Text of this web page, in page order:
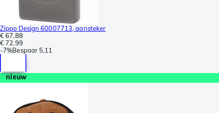
Zippo Design 60007713, aansteker
€ 67,88
€ 72,99
-7%Bespaar 5,11
nieuw